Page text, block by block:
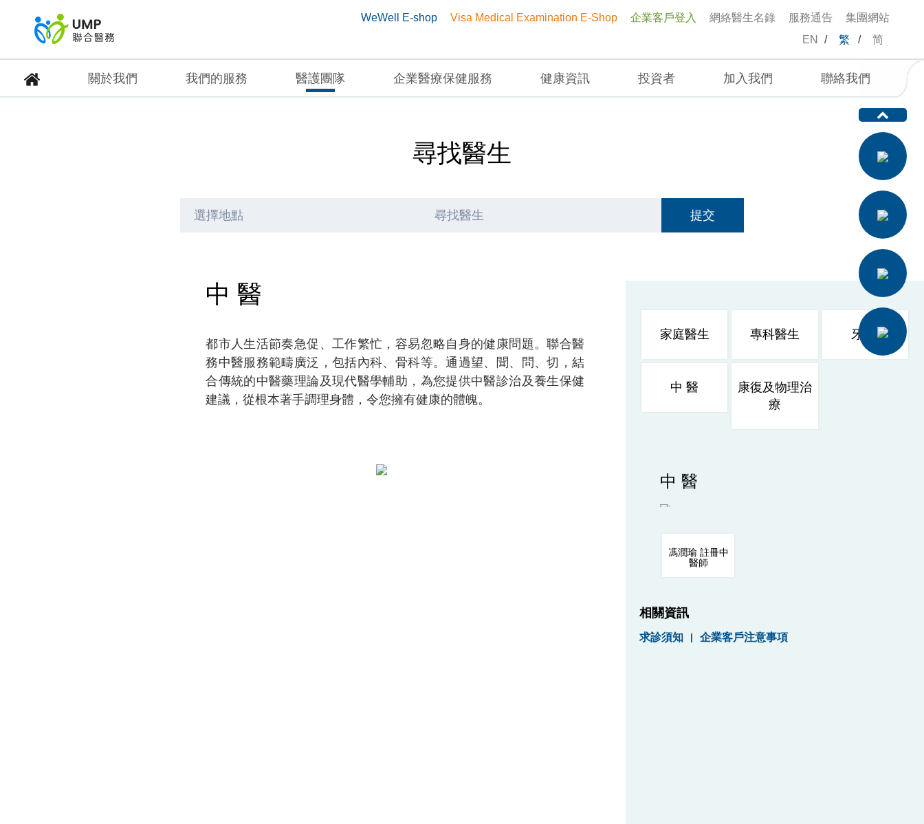
WeWell E-shop Visa Medical Examination E-Shop 企業客戶登入 網絡醫生名錄 服務通告
集團網站
EN
/ 繁 / 简
關於我們 我們的服務 醫護團隊 企業醫療保健服務 健康資訊 投資者 加入我們 聯絡我們
尋找醫生
選擇地點 尋找醫生 提交
中 醫
都市人生活節奏急促、工作繁忙，容易忽略自身的健康問題。聯合醫
務中醫服務範疇廣泛，包括內科、骨科等。通過望、聞、問、切，結
合傳統的中醫藥理論及現代醫學輔助，為您提供中醫診治及養生保健
建議，從根本著手調理身體，令您擁有健康的體魄。
家庭醫生 專科醫生 牙 醫
中 醫
康復及物理治
療
中 醫
馮潤瑜 註冊中
醫師
相關資訊
求診須知 | 企業客戶注意事項